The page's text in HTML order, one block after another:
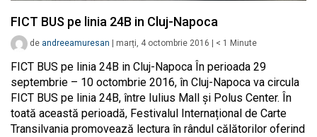
FICT BUS pe linia 24B in Cluj-Napoca
de andreeamuresan marți, 4 octombrie 2016 < 1 Minute
FICT BUS pe linia 24B in Cluj-Napoca În perioada 29
septembrie – 10 octombrie 2016, în Cluj-Napoca va circula
FICT BUS pe linia 24B, între Iulius Mall și Polus Center. În
toată această perioadă, Festivalul Internațional de Carte
Transilvania promovează lectura în rândul călătorilor oferind